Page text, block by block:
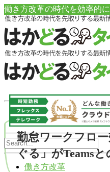
働き方改革の時代を効率的
働き方改革
勤怠ワークフロ
ぐる」がTeams